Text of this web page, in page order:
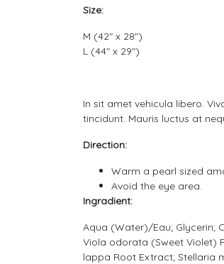
Size:
M (42" x 28")
L (44" x 29")
In sit amet vehicula libero.
tincidunt. Mauris luctus at
Direction:
Warm a pearl sized
Avoid the eye area.
Ingradient:
Aqua (Water)/Eau; Glycerin;
Viola odorata (Sweet Violet)
lappa Root Extract; Stellaria